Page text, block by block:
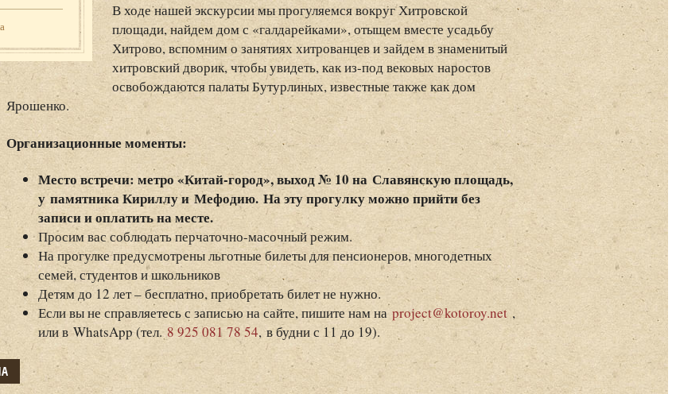
В ходе нашей экскурсии мы прогуляемся вокруг Хитровской
площади, найдем дом с «галдарейками», отыщем вместе усадьбу
Хитрово, вспомним о занятиях хитрованцев и зайдем в знаменитый
хитровский дворик, чтобы увидеть, как из-под вековых наростов
освобождаются палаты Бутурлиных, известные также как дом
Ярошенко.
Организационные моменты:
Место встречи: метро «Китай-город», выход № 10 на Славянскую площадь,
у памятника Кириллу и Мефодию. На эту прогулку можно прийти без
записи и оплатить на месте.
Просим вас соблюдать перчаточно-масочный режим.
На прогулке предусмотрены льготные билеты для пенсионеров, многодетных
семей, студентов и школьников
Детям до 12 лет – бесплатно, приобретать билет не нужно.
Если вы не справляетесь с записью на сайте, пишите нам на project@kotoroy.net,
или в WhatsApp (тел. 8 925 081 78 54, в будни с 11 до 19).